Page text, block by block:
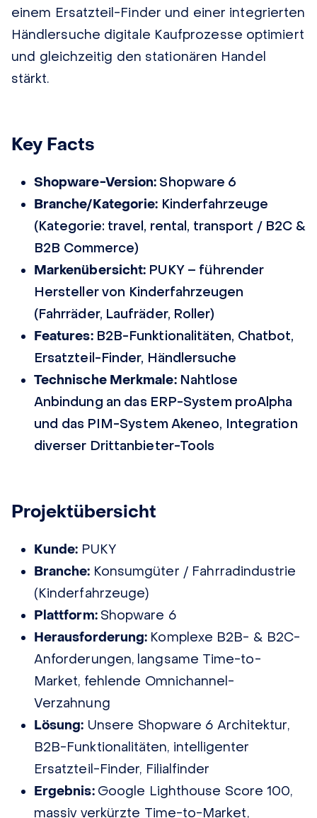
einem Ersatzteil-Finder und einer integrierten
Händlersuche digitale Kaufprozesse optimiert
und gleichzeitig den stationären Handel
stärkt.
Key Facts
Shopware-Version: Shopware 6
Branche/Kategorie: Kinderfahrzeuge
(Kategorie: travel, rental, transport / B2C &
B2B Commerce)
Markenübersicht: PUKY – führender
Hersteller von Kinderfahrzeugen
(Fahrräder, Laufräder, Roller)
Features:B2B-Funktionalitäten, Chatbot,
Ersatzteil-Finder, Händlersuche
Technische Merkmale: Nahtlose
Anbindung an das ERP-System proAlpha
und das PIM-System Akeneo, Integration
diverser Drittanbieter-Tools
Projektübersicht
Kunde: PUKY
Branche: Konsumgüter / Fahrradindustrie
(Kinderfahrzeuge)
Plattform: Shopware 6
Herausforderung: Komplexe B2B- & B2C-
Anforderungen, langsame Time-to-
Market, fehlende Omnichannel-
Verzahnung
Lösung: Unsere Shopware 6 Architektur,
B2B-Funktionalitäten, intelligenter
Ersatzteil-Finder, Filialfinder
Ergebnis: Google Lighthouse Score 100,
massiv verkürzte Time-to-Market,